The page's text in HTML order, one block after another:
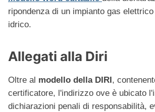
ripondenza di un impianto gas
idrico.
Allegati alla Diri
Oltre al modello della DIRI ,
certificatore, l'indirizzo ove è ubicato
dichiarazioni penali di responsabilità,